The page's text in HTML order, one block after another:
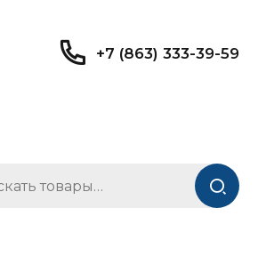
+7 (863) 333-39-59